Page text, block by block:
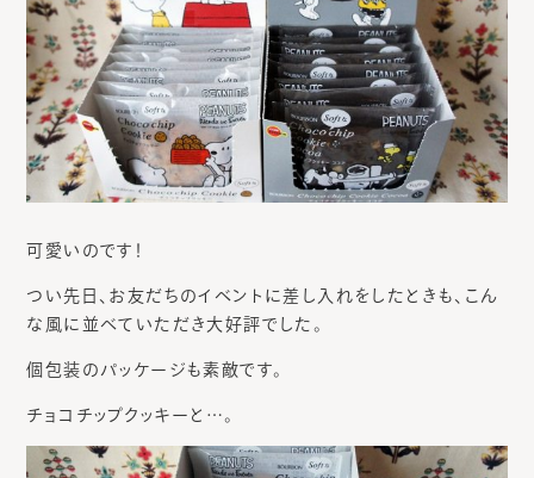
可愛いのです！
つい先日、お友だちのイベントに差し入れをしたときも、こん
な風に並べていただき大好評でした。
個包装のパッケージも素敵です。
チョコチップクッキーと…。